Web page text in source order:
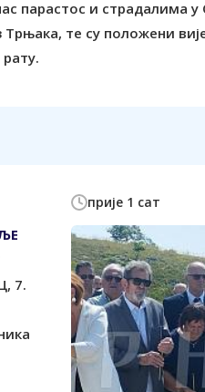
парастос и страдалима
те су положени
7.
прије 1 сат